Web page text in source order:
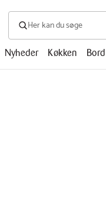
Søg efter produkter,
Søg
efter
artikler,
Nyheder Køkken Bord